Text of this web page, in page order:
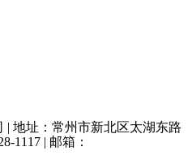
| 地址：常州市新北区太湖东路
1117 | 邮箱：